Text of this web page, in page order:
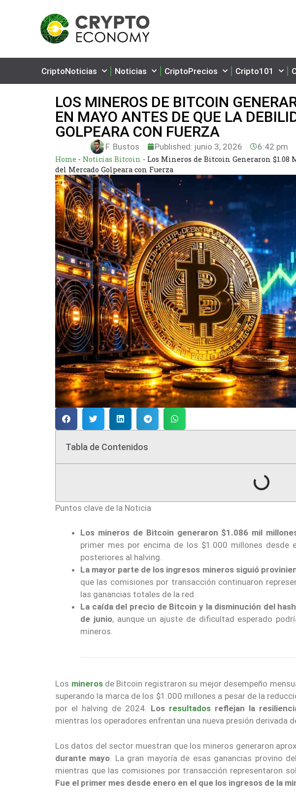
CriptoNoticias Noticias CriptoPrecios Cripto101
LOS MINEROS DE BITCOIN
EN MAYO ANTES DE QUE LA
GOLPEARA CON FUERZA
F. Bustos Published: junio 3, 2026 6:42 pm
Home - Noticias Bitcoin - Los Mineros de Bitcoin Generaron
del Mercado Golpeara con Fuerza
Tabla de Contenidos
Puntos clave de la Noticia
Los mineros de Bitcoin generaron $1.086 mil
primer mes por encima de los $1.000 millones desde
posteriores al halving.
La mayor parte de los ingresos mineros siguió
que las comisiones por transacción continuaron
las ganancias totales de la red.
La caída del precio de Bitcoin y la disminución del
de junio, aunque un ajuste de dificultad esperado
mineros.
Los mineros de Bitcoin registraron su mejor desempeño
superando la marca de los $1.000 millones a pesar de la
por el halving de 2024. Los resultados reflejan la
mientras los operadores enfrentan una nueva presión derivada
Los datos del sector muestran que los mineros generaron
durante mayo . La gran mayoría de esas ganancias provino
mientras que las comisiones por transacción representaron
Fue el primer mes desde enero en el que los ingresos de la